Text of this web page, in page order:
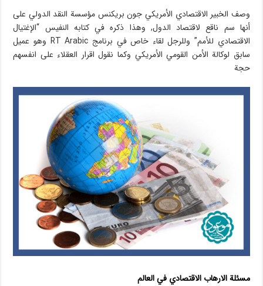
وصف الخبير الاقتصادي الأمريكي جون بريكنس مؤسسة النقد الدولي على
أنها سم ناقع لاقتصاد الدول, وهذا ذكره في كتابه النفيس “الإغتيال
الاقتصادي للأمم” وللرجل لقاء خاص في برنامج RT Arabic وهو عميل
سابق لوكالة الأمن القومي الأمريكي وكما نقول اقرار العقلاء على انفسهم
حجة
مسئلة الارهاب الاقتصادي في العالم